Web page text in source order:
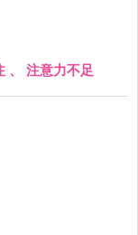
、 注意力不足